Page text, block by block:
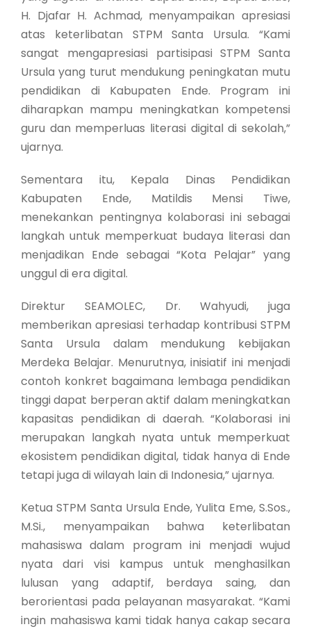
H. Djafar H. Achmad, menyampaikan apresiasi
atas keterlibatan STPM Santa Ursula. “Kami
sangat mengapresiasi partisipasi STPM Santa
Ursula yang turut mendukung peningkatan mutu
pendidikan di Kabupaten Ende. Program ini
diharapkan mampu meningkatkan kompetensi
guru dan memperluas literasi digital di sekolah,”
ujarnya.
Sementara itu, Kepala Dinas Pendidikan
Kabupaten Ende, Matildis Mensi Tiwe,
menekankan pentingnya kolaborasi ini sebagai
langkah untuk memperkuat budaya literasi dan
menjadikan Ende sebagai “Kota Pelajar” yang
unggul di era digital.
Direktur SEAMOLEC, Dr. Wahyudi, juga
memberikan apresiasi terhadap kontribusi STPM
Santa Ursula dalam mendukung kebijakan
Merdeka Belajar. Menurutnya, inisiatif ini menjadi
contoh konkret bagaimana lembaga pendidikan
tinggi dapat berperan aktif dalam meningkatkan
kapasitas pendidikan di daerah. “Kolaborasi ini
merupakan langkah nyata untuk memperkuat
ekosistem pendidikan digital, tidak hanya di Ende
tetapi juga di wilayah lain di Indonesia,” ujarnya.
Ketua STPM Santa Ursula Ende, Yulita Eme, S.Sos.,
M.Si., menyampaikan bahwa keterlibatan
mahasiswa dalam program ini menjadi wujud
nyata dari visi kampus untuk menghasilkan
lulusan yang adaptif, berdaya saing, dan
berorientasi pada pelayanan masyarakat. “Kami
ingin mahasiswa kami tidak hanya cakap secara